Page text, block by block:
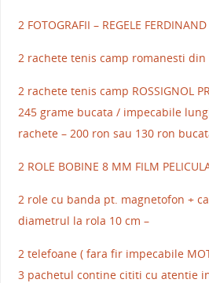
2 FOTOGRAFII – REGELE
2 rachete tenis camp romanesti din
2 rachete tenis camp ROSSIGNOL
245 grame bucata / impecabile
rachete – 200 ron sau 130 ron
2 ROLE BOBINE 8 MM FILM
2 role cu banda pt. magnetofon +
diametrul la rola 10 cm –
2 telefoane ( fara fir impecabile
3 pachetul contine cititi cu atentie